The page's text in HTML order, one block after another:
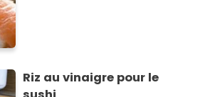
Riz au vinaigre pour le